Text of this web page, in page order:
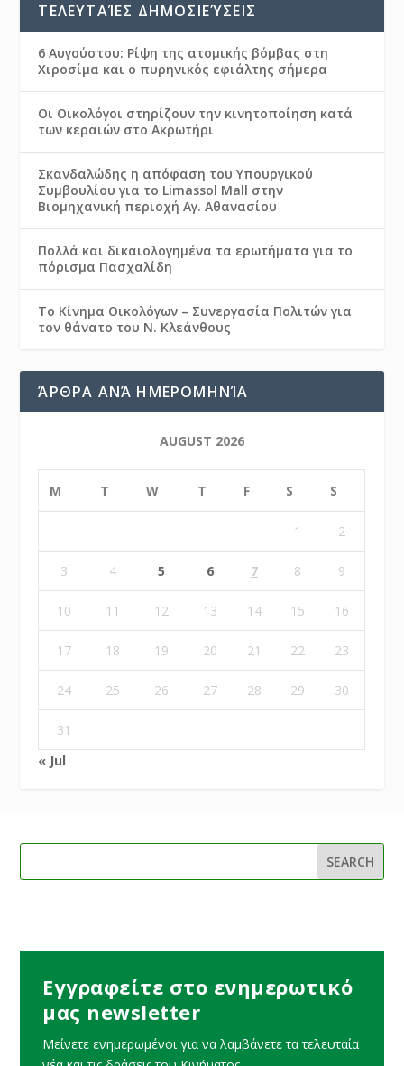
ΤΕΛΕΥΤΑΊΕΣ ΔΗΜΟΣΙΕΎΣΕΙΣ
6 Αυγούστου: Ρίψη της ατομικής βόμβας στη
Χιροσίμα και ο πυρηνικός εφιάλτης σήμερα
Οι Οικολόγοι στηρίζουν την κινητοποίηση κατά
των κεραιών στο Ακρωτήρι
Σκανδαλώδης η απόφαση του Υπουργικού
Συμβουλίου για το Limassol Mall στην
Βιομηχανική περιοχή Αγ. Αθανασίου
Πολλά και δικαιολογημένα τα ερωτήματα για το
πόρισμα Πασχαλίδη
Το Κίνημα Οικολόγων – Συνεργασία Πολιτών για
τον θάνατο του Ν. Κλεάνθους
ΆΡΘΡΑ ΑΝΆ ΗΜΕΡΟΜΗΝΊΑ
AUGUST 2026
M T W T F S S
1 2
3 4 5 6 7 8 9
10 11 12 13 14 15 16
17 18 19 20 21 22 23
24 25 26 27 28 29 30
31
« Jul
Εγγραφείτε στο ενημερωτικό
μας newsletter
Μείνετε ενημερωμένοι για να λαμβάνετε τα τελευταία